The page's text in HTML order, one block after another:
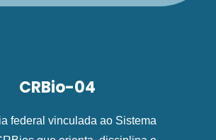
CRBio-04
federal vinculada ao Sistema